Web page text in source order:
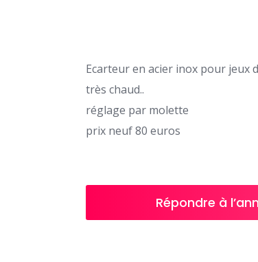
Ecarteur en acier inox pour jeux
très chaud..
réglage par molette
prix neuf 80 euros
Répondre à